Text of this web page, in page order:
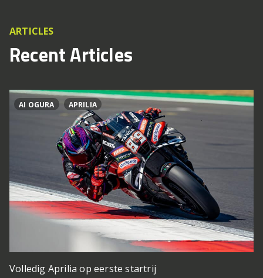
ARTICLES
Recent Articles
AI OGURA APRILIA
Volledig Aprilia op eerste startrij